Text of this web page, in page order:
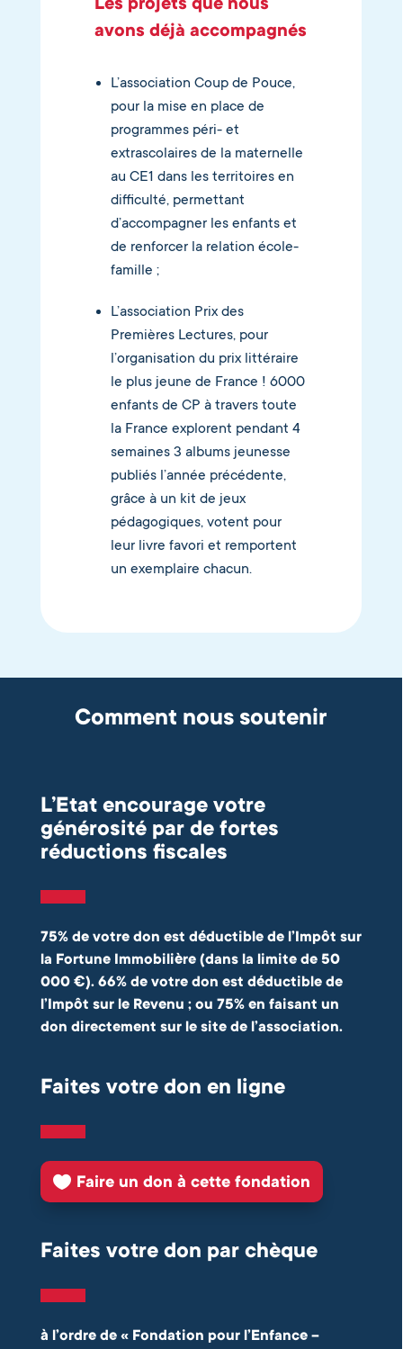
avons déjà accompagnés
L’association Coup de Pouce,
pour la mise en place de
programmes péri- et
extrascolaires de la maternelle
au CE1 dans les territoires en
difficulté, permettant
d’accompagner les enfants et
de renforcer la relation école-
famille ;
L’association Prix des
Premières Lectures, pour
l’organisation du prix littéraire
le plus jeune de France ! 6000
enfants de CP à travers toute
la France explorent pendant 4
semaines 3 albums jeunesse
publiés l’année précédente,
grâce à un kit de jeux
pédagogiques, votent pour
leur livre favori et remportent
un exemplaire chacun.
Comment nous soutenir
L’Etat encourage votre
générosité par de fortes
réductions fiscales
75% de votre don est déductible de l’Impôt sur
la Fortune Immobilière (dans la limite de 50
000 €). 66% de votre don est déductible de
l’Impôt sur le Revenu ; ou 75% en faisant un
don directement sur le site de l’association.
Faites votre don en ligne
Faire un don à cette fondation
Faites votre don par chèque
à l’ordre de « Fondation pour l’Enfance –